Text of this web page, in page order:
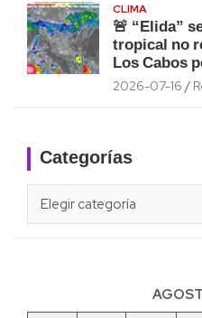
CLIMA
🚨 “Elida”
tropical no
Los Cabos
2026-07-16
Categorías